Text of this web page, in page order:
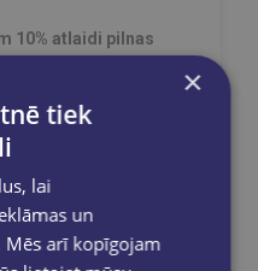
10% atlaidi pilnas
tiek apstrādāti un
laikā.
uz OMNIVA
pasūtījumiem no €40.00.
GLOBUSS
laikā, kad
×
tiek
lai
un
arī kopīgojam